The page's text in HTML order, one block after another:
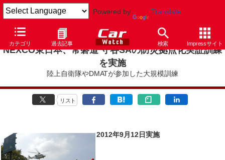
Powered by Translate
カテゴリ 過去記事 検索 Impressサイト
NEXCO東日本、常磐道 守谷SAの防災拠点化実証訓練
を実施
陸上自衛隊やDMATが参加した大規模訓練
リスト
2012年9月12日実施